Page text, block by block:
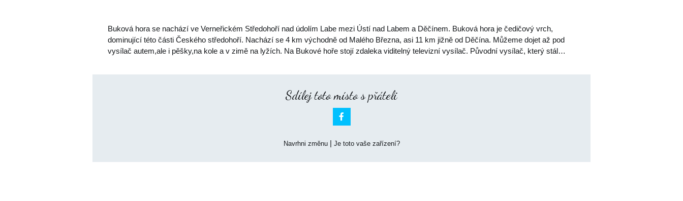
Buková hora se nachází ve Verneřickém Středohoří nad údolím Labe mezi Ústí nad Labem a Děčínem. Buková hora je čedičový vrch,
dominující této části Českého středohoří. Nachází se 4 km východně od Malého Března, asi 11 km jižně od Děčína. Můžeme dojet až pod
vysílač autem,ale i pěšky,na kole a v zimě na lyžích. Na Bukové hoře stojí zdaleka viditelný televizní vysílač. Původní vysílač, který stál…
Sdílej toto místo s přáteli

Navrhni změnu| Je toto vaše zařízení?